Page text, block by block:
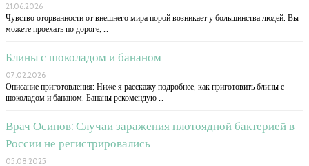
21.06.2026
Чувство оторванности от внешнего мира порой возникает у большинства людей. Вы
можете проехать по дороге, …
Блины с шоколадом и бананом
07.02.2026
Описание приготовления: Ниже я расскажу подробнее, как приготовить блины с
шоколадом и бананом. Бананы рекомендую …
Врач Осипов: Случаи заражения плотоядной бактерией в
России не регистрировались
05.08.2025